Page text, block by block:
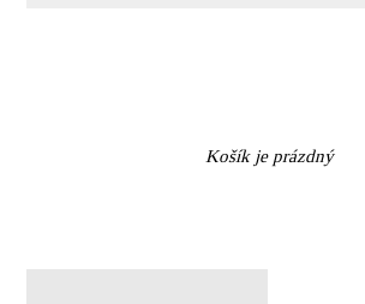
Košík je prázdný